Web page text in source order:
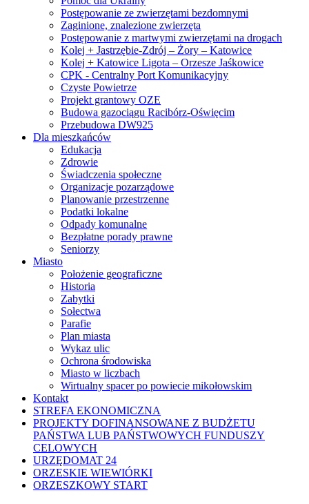
Postępowanie ze zwierzętami bezdomnymi
Zaginione, znalezione zwierzęta
Postępowanie z martwymi zwierzętami na drogach
Kolej + Jastrzębie-Zdrój – Żory – Katowice
Kolej + Katowice Ligota – Orzesze Jaśkowice
CPK - Centralny Port Komunikacyjny
Czyste Powietrze
Projekt grantowy OZE
Budowa gazociągu Racibórz-Oświęcim
Przebudowa DW925
Dla mieszkańców
Edukacja
Zdrowie
Świadczenia społeczne
Organizacje pozarządowe
Planowanie przestrzenne
Podatki lokalne
Odpady komunalne
Bezpłatne porady prawne
Seniorzy
Miasto
Położenie geograficzne
Historia
Zabytki
Sołectwa
Parafie
Plan miasta
Wykaz ulic
Ochrona środowiska
Miasto w liczbach
Wirtualny spacer po powiecie mikołowskim
Kontakt
STREFA EKONOMICZNA
PROJEKTY DOFINANSOWANE Z BUDŻETU
PAŃSTWA LUB PAŃSTWOWYCH FUNDUSZY
CELOWYCH
URZĘDOMAT 24
ORZESKIE WIEWIÓRKI
ORZESZKOWY START